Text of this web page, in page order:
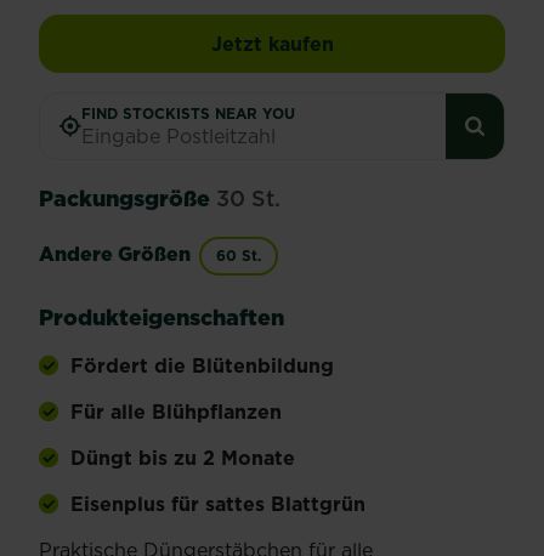
Jetzt kaufenSUBSTRAL®
FIND STOCKISTS NEAR YOU
Packungsgröße 30 St.
Andere Größen 60 St.
Produkteigenschaften
Fördert die Blütenbildung
Für alle Blühpflanzen
Düngt bis zu 2 Monate
Eisenplus für sattes Blattgrün
Praktische Düngerstäbchen für alle